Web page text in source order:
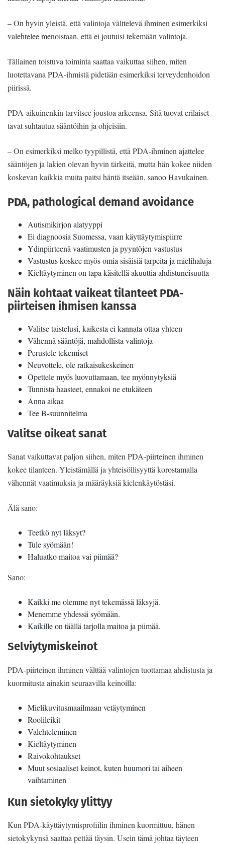
– On hyvin yleistä, että valintoja välttelevä ihminen esimerkiksi
valehtelee menoistaan, että ei joutuisi tekemään valintoja.
Tällainen toistuva toiminta saattaa vaikuttaa siihen, miten
luotettavana PDA-ihmistä pidetään esimerkiksi terveydenhoidon
piirissä.
PDA-aikuinenkin tarvitsee joustoa arkeensa. Sitä tuovat erilaiset
tavat suhtautua sääntöihin ja ohjeisiin.
– On esimerkiksi melko tyypillistä, että PDA-ihminen ajattelee
sääntöjen ja lakien olevan hyvin tärkeitä, mutta hän kokee niiden
koskevan kaikkia muita paitsi häntä itseään, sanoo Havukainen.
PDA, pathological demand avoidance
Autismikirjon alatyyppi
Ei diagnoosia Suomessa, vaan käyttäytymispiirre
Ydinpiirteenä vaatimusten ja pyyntöjen vastustus
Vastustus koskee myös omia sisäisiä tarpeita ja mielihaluja
Kieltäytyminen on tapa käsitellä akuuttia ahdistuneisuutta
Näin kohtaat vaikeat tilanteet PDA-
piirteisen ihmisen kanssa
Valitse taistelusi, kaikesta ei kannata ottaa yhteen
Vähennä sääntöjä, mahdollista valintoja
Perustele tekemiset
Neuvottele, ole ratkaisukeskeinen
Opettele myös luovuttamaan, tee myönnytyksiä
Tunnista haasteet, ennakoi ne etukäteen
Anna aikaa
Tee B-suunnitelma
Valitse oikeat sanat
Sanat vaikuttavat paljon siihen, miten PDA-piirteinen ihminen
kokee tilanteen. Yleistämällä ja yhteisöllisyyttä korostamalla
vähennät vaatimuksia ja määräyksiä kielenkäytöstäsi.
Älä sano:
Teetkö nyt läksyt?
Tule syömään!
Haluatko maitoa vai piimää?
Sano:
Kaikki me olemme nyt tekemässä läksyjä.
Menemme yhdessä syömään.
Kaikille on täällä tarjolla maitoa ja piimää.
Selviytymiskeinot
PDA-piirteinen ihminen välttää valintojen tuottamaa ahdistusta ja
kuormitusta ainakin seuraavilla keinoilla:
Mielikuvitusmaailmaan vetäytyminen
Roolileikit
Valehteleminen
Kieltäytyminen
Raivokohtaukset
Muut sosiaaliset keinot, kuten huumori tai aiheen
vaihtaminen
Kun sietokyky ylittyy
Kun PDA-käyttäytymisprofiilin ihminen kuormittuu, hänen
sietokykynsä saattaa pettää täysin. Usein tämä johtaa täyteen